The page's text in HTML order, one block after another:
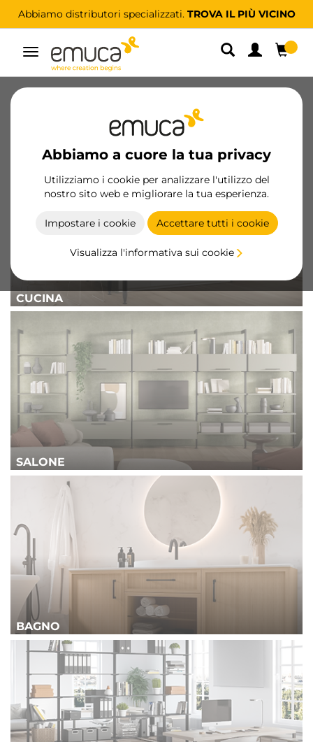
Abbiamo distributori specializzati. TROVA IL PIÙ VICINO
Navigazione
Abbiamo a cuore la tua privacy
Utilizziamo i cookie per analizzare l'utilizzo del
nostro sito web e migliorare la tua esperienza.
Impostare i cookie Accettare tutti i cookie
Visualizza l'informativa sui cookie
Progetti
CUCINA
SALONE
BAGNO